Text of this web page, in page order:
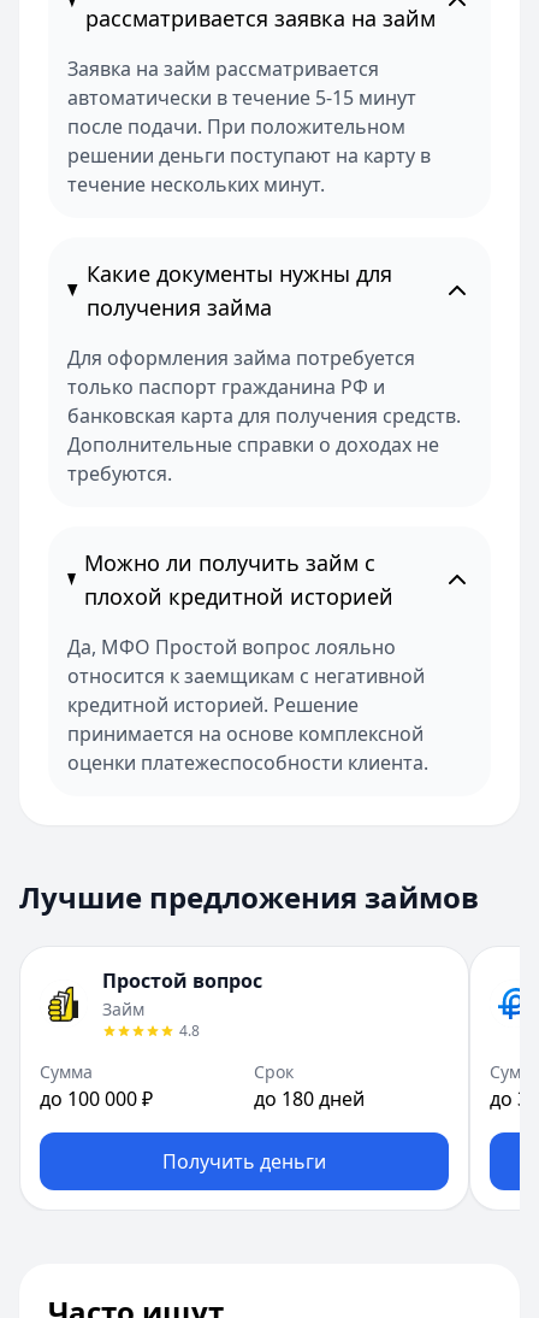
рассматривается заявка на займ
Заявка на займ рассматривается
автоматически в течение 5-15 минут
после подачи. При положительном
решении деньги поступают на карту в
течение нескольких минут.
Какие документы нужны для
получения займа
Для оформления займа потребуется
только паспорт гражданина РФ и
банковская карта для получения средств.
Дополнительные справки о доходах не
требуются.
Можно ли получить займ с
плохой кредитной историей
Да, МФО Простой вопрос лояльно
относится к заемщикам с негативной
кредитной историей. Решение
принимается на основе комплексной
оценки платежеспособности клиента.
Лучшие предложения займов
Простой вопрос
Займ
4.8
Сумма
до 100 000 ₽
Срок
до 180 дней
Получить деньги
до